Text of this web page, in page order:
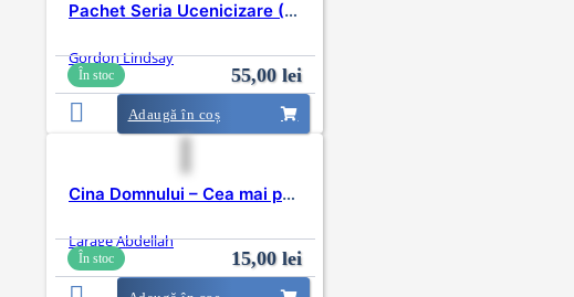
Pachet Seria Ucenicizare (CFNI)
Gordon Lindsay
În stoc 55,00 lei
Adaugă în coș
Cina Domnului – Cea mai puternică armă
Larage Abdellah
În stoc 15,00 lei